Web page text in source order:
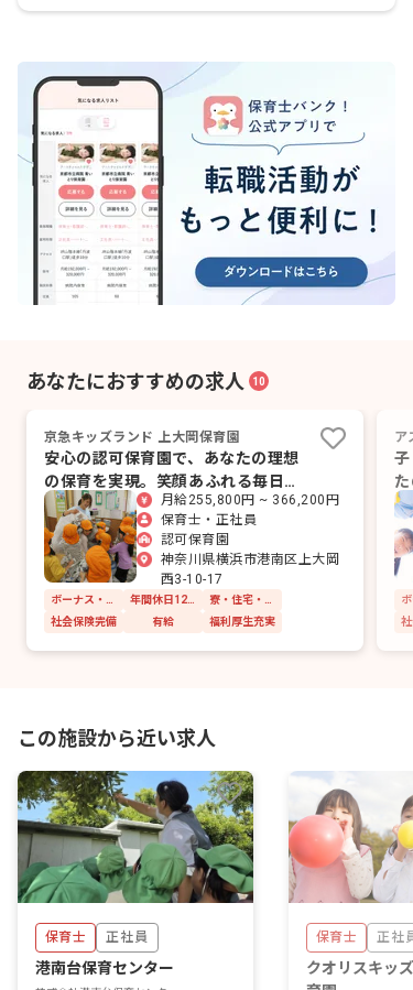
あなたにおすすめの求人 10
京急キッズランド 上大岡保育園
安心の認可保育園で、あなたの理想
の保育を実現。笑顔あふれる毎日を
一緒に作りましょう。月給255,800円 ~ 366,200円
保育士・正社員
認可保育園
神奈川県横浜市港南区上大岡
西3-10-17
社会保険完備
有給 福利厚生充実
ア
社
この施設から近い求人
保育士 正社員
港南台保育センター
保育士 正社員
クオリスキッ